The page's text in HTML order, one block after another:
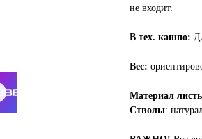
не входит.
В тех. кашпо:
Вес:
Материал
Стволы: